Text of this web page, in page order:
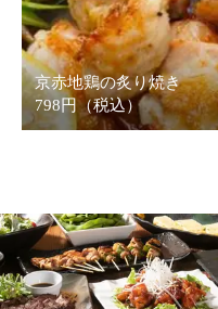
京赤地鶏の炙り焼き
798円（税込）